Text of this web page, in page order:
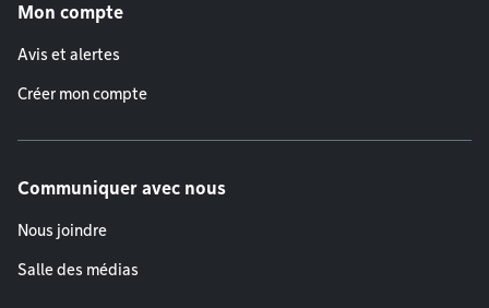
Mon compte
Avis et alertes
Créer mon compte
Communiquer avec nous
Nous joindre
Salle des médias